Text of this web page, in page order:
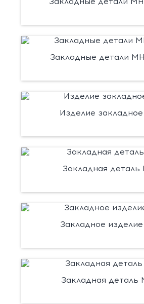
Закладные детали
Изделие закладное
Закладная деталь
Закладное
Закладная деталь